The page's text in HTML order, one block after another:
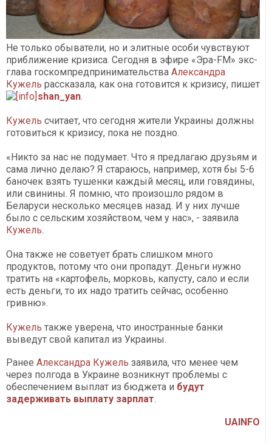
Не только обыватели, но и элитные особи чувствуют
приближение кризиса. Сегодня в эфире «Эра-FM» экс-
глава госкомпредпринимательства Александра
Кужель рассказала, как она готовится к кризису, пишет
shan_yan.
Кужель считает, что сегодня жители Украины должны
готовиться к кризису, пока не поздно.
«Никто за нас не подумает. Что я предлагаю друзьям и
сама лично делаю? Я стараюсь, например, хотя бы 5-6
баночек взять тушенки каждый месяц, или говядины,
или свинины. Я помню, что произошло рядом в
Беларуси несколько месяцев назад. И у них лучше
было с сельским хозяйством, чем у нас», - заявила
Кужель.
Она также не советует брать слишком много
продуктов, потому что они пропадут. Деньги нужно
тратить на «картофель, морковь, капусту, сало и если
есть деньги, то их надо тратить сейчас, особенно
гривню».
Кужель также уверена, что иностранные банки
выведут свой капитал из Украины.
Ранее Александра Кужель заявила, что менее чем
через полгода в Украине возникнут проблемы с
обеспечением выплат из бюджета и будут
задерживать выплату зарплат.
UAINFO